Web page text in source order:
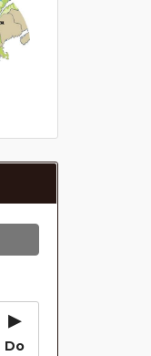
▸
Do